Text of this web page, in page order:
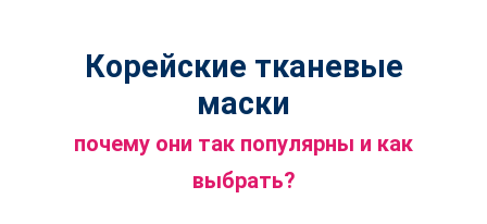
Корейские тканевые
маски
почему они так популярны и как
выбрать?